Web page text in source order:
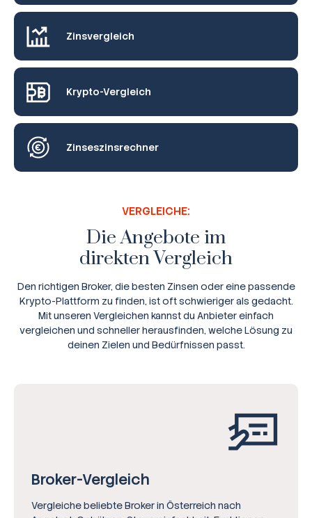
Zinsvergleich
Krypto-Vergleich
Zinseszinsrechner
VERGLEICHE:
Die Angebote im
direkten Vergleich
Den richtigen Broker, die besten Zinsen oder eine passende
Krypto-Plattform zu finden, ist oft schwieriger als gedacht.
Mit unseren Vergleichen kannst du Anbieter einfach
vergleichen und schneller herausfinden, welche Lösung zu
deinen Zielen und Bedürfnissen passt.
Broker-Vergleich
Vergleiche beliebte Broker in Österreich nach